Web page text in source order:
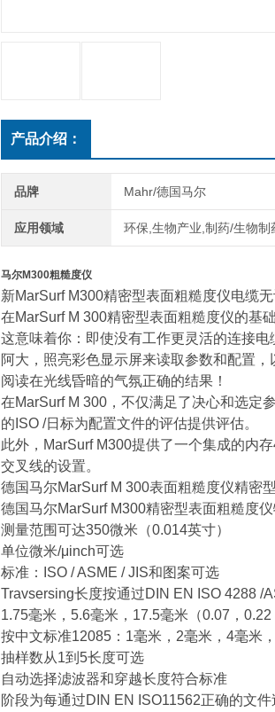
产品介绍：
品牌 Mahr/德国马尔
应用领域 环保,生物产业,制药/生物制
马尔M300粗糙度仪
新MarSurf M300精密型表面粗糙度仪电缆
在MarSurf M 300精密型表面粗糙度仪的基
这意味着你：即使没有工作更灵活的连接电
阿大，照亮彩色显示屏来读取参数和配置，
阅读在光线昏暗的气氛正确的结果！
在MarSurf M 300，不仅满足了决心和选定
的ISO /日标为配置文件的评估提供评估。
此外，MarSurf M300提供了一个集成的内
交叉线的设置。
德国马尔MarSurf M 300表面粗糙度仪精密型
德国马尔MarSurf M300精密型表面粗糙度
测量范围可达350微米（0.014英寸）
单位微米/μinch可选
标准：ISO / ASME / JIS和图案可选
Travsersing长度按通过DIN EN ISO 4288 /
1.75毫米，5.6毫米，17.5毫米（0.07，0.22
按中文标准12085：1毫米，2毫米，4毫米
抽样数从1到5长度可选
自动选择滤波器和穿越长度符合标准
阶段为每通过DIN EN ISO11562正确的文件